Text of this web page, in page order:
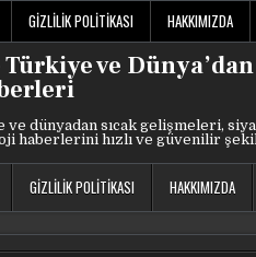
GIZLILIK POLITIKASI HAKKIMIZDA
ve
dünyadan sıcak gelişmeleri,
haberlerini hızlı ve güvenilir
GIZLILIK POLITIKASI HAKKIMIZDA